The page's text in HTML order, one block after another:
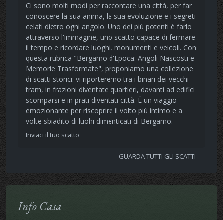
Ci sono molti modi per raccontare una città, per far
conoscere la sua anima, la sua evoluzione e i segreti
celati dietro ogni angolo. Uno dei più potenti è farlo
attraverso l'immagine, uno scatto capace di fermare
il tempo e ricordare luoghi, monumenti e veicoli. Con
questa rubrica "Bergamo d'Epoca: Angoli Nascosti e
Memorie Trasformate", proponiamo una collezione
di scatti storici: vi riporteremo tra i binari dei vecchi
tram, in frazioni diventate quartieri, davanti ad edifici
scomparsi e in prati diventati città. È un viaggio
emozionante per riscoprire il volto più intimo e a
volte sbiadito di luohi dimenticati di Bergamo.
Inviaci il tuo scatto
GUARDA TUTTI GLI SCATTI
Info Casa